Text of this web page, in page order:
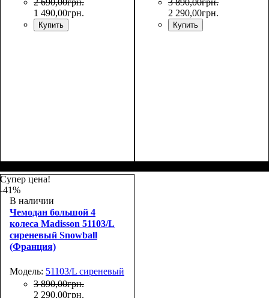
1 490,00грн.
Купить
55х40х21
2 290,00грн.
Купить
Супер цена!
-41%
В наличии
Чемодан большой 4
колеса Madisson 51103/L
сиреневый Snowball
(Франция)
Модель: 51103/L сиреневый
3 890,00грн.
2 290,00грн.